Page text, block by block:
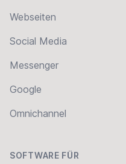
Webseiten
Social Media
Messenger
Google
Omnichannel
SOFTWARE FÜR